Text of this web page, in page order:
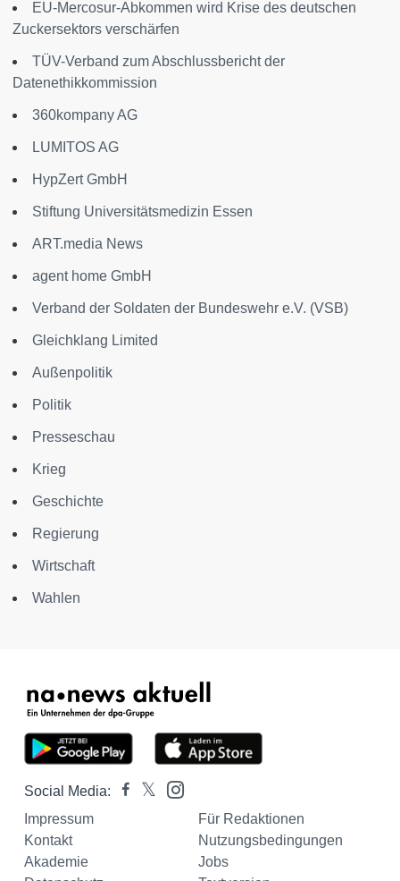
EU-Mercosur-Abkommen wird Krise des deutschen
Zuckersektors verschärfen
TÜV-Verband zum Abschlussbericht der
Datenethikkommission
360kompany AG
LUMITOS AG
HypZert GmbH
Stiftung Universitätsmedizin Essen
ART.media News
agent home GmbH
Verband der Soldaten der Bundeswehr e.V. (VSB)
Gleichklang Limited
Außenpolitik
Politik
Presseschau
Krieg
Geschichte
Regierung
Wirtschaft
Wahlen
Social Media:
Impressum
Für Redaktionen
Kontakt
Nutzungsbedingungen
Akademie
Jobs